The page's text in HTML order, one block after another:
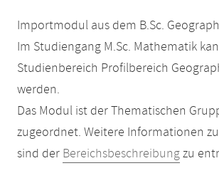
Importmodul aus dem B.Sc.
Im Studiengang M.Sc. Mathematik
Studienbereich Profilbereich
werden.
Das Modul ist der Thematischen
zugeordnet. Weitere Informationen
sind der Bereichsbeschreibungzu